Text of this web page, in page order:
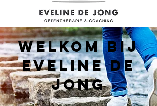
Welkom bij
Eveline de
Jong